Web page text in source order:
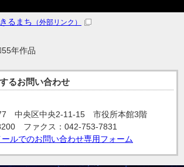
るまち （外部リンク）
年作品
るお問い合わせ
中央区中央2-11-15 市役所本館3階
ファクス：042-753-7831
ルでのお問い合わせ専用フォーム